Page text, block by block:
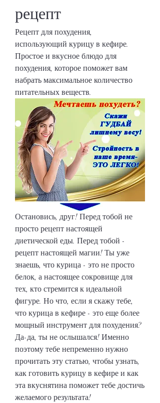
рецепт
Рецепт для похудения,
использующий курицу в кефире.
Простое и вкусное блюдо для
похудения, которое поможет вам
набрать максимальное количество
питательных веществ.
Остановись, друг! Перед тобой не
просто рецепт настоящей
диетической еды. Перед тобой -
рецепт настоящей магии! Ты уже
знаешь, что курица - это не просто
белок, а настоящее сокровище для
тех, кто стремится к идеальной
фигуре. Но что, если я скажу тебе,
что курица в кефире - это еще более
мощный инструмент для похудения?
Да-да, ты не ослышался! Именно
поэтому тебе непременно нужно
прочитать эту статью, чтобы узнать,
как готовить курицу в кефире и как
эта вкуснятина поможет тебе достичь
желаемого результата!